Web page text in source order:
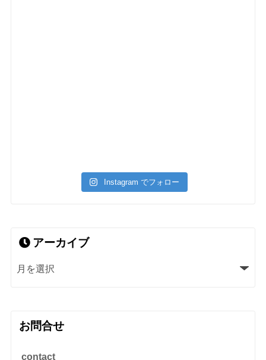
Instagram でフォロー
アーカイブ
お問合せ
contact